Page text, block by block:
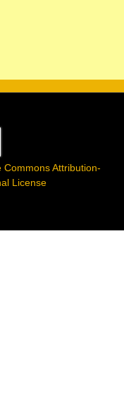
Commons Attribution-
License